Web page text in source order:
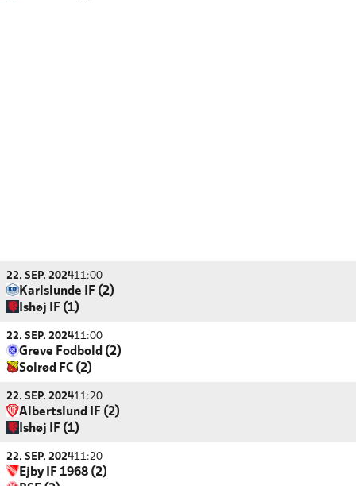
22. SEP. 202411:00
Karlslunde IF (2)
Ishøj IF (1)
22. SEP. 202411:00
Greve Fodbold (2)
Solrød FC (2)
22. SEP. 202411:20
Albertslund IF (2)
Ishøj IF (1)
22. SEP. 202411:20
Ejby IF 1968 (2)